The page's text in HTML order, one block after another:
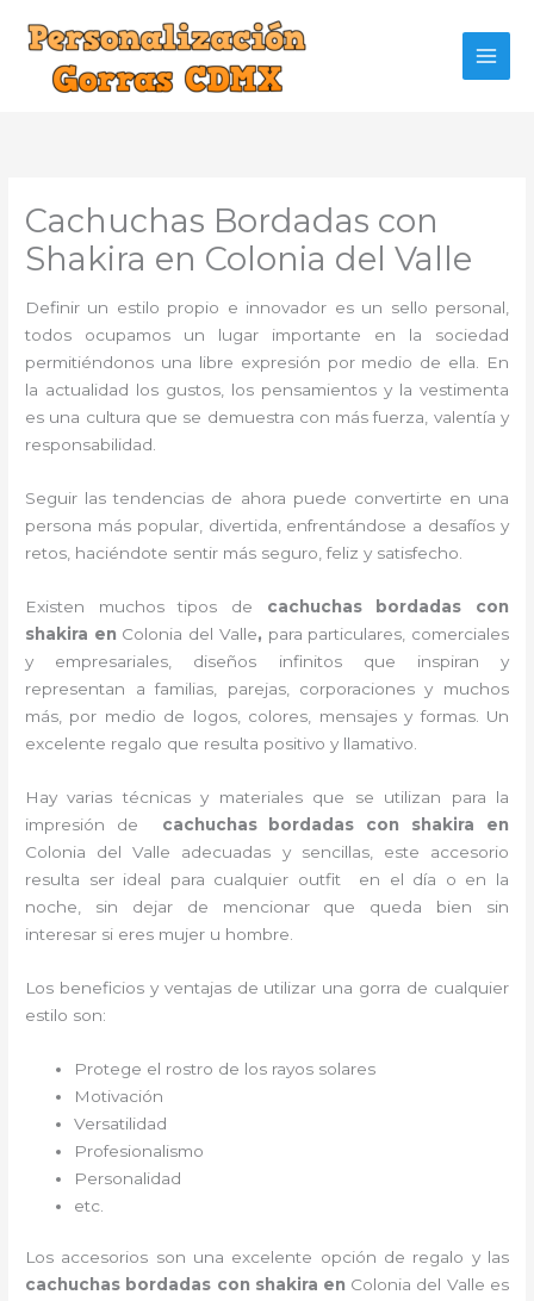
contenido
Cachuchas Bordadas con
Shakira en Colonia del Valle
Definir un estilo propio e innovador es un sello personal,
todos ocupamos un lugar importante en la sociedad
permitiéndonos una libre expresión por medio de ella. En
la actualidad los gustos, los pensamientos y la vestimenta
es una cultura que se demuestra con más fuerza, valentía y
responsabilidad.
Seguir las tendencias de ahora puede convertirte en una
persona más popular, divertida, enfrentándose a desafíos y
retos, haciéndote sentir más seguro, feliz y satisfecho.
Existen muchos tipos de cachuchas bordadas con
shakira en Colonia del Valle, para particulares, comerciales
y empresariales, diseños infinitos que inspiran y
representan a familias, parejas, corporaciones y muchos
más, por medio de logos, colores, mensajes y formas. Un
excelente regalo que resulta positivo y llamativo.
Hay varias técnicas y materiales que se utilizan para la
impresión de cachuchas bordadas con shakira en
Colonia del Valle adecuadas y sencillas, este accesorio
resulta ser ideal para cualquier outfit en el día o en la
noche, sin dejar de mencionar que queda bien sin
interesar si eres mujer u hombre.
Los beneficios y ventajas de utilizar una gorra de cualquier
estilo son:
Protege el rostro de los rayos solares
Motivación
Versatilidad
Profesionalismo
Personalidad
etc.
Los accesorios son una excelente opción de regalo y las
cachuchas bordadas con shakira en Colonia del Valle es